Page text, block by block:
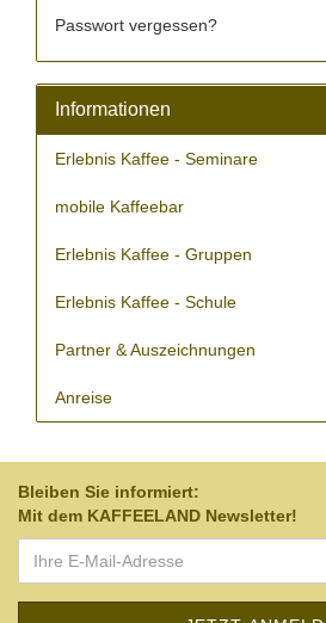
Passwort vergessen?
Informationen
Erlebnis Kaffee - Seminare
mobile Kaffeebar
Erlebnis Kaffee - Gruppen
Erlebnis Kaffee - Schule
Partner & Auszeichnungen
Anreise
Bleiben Sie informiert:
Mit dem KAFFEELAND Newsletter!